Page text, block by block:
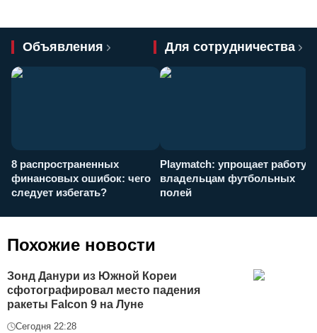
Объявления Для сотрудничества
8 распространенных
финансовых ошибок: чего
следует избегать?
Playmatch: упрощает работу
владельцам футбольных
полей
Похожие новости
Зонд Данури из Южной Кореи
сфотографировал место падения
ракеты Falcon 9 на Луне
Сегодня 22:28